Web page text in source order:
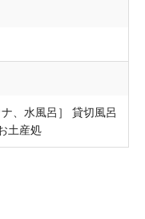
、水風呂］ 貸切風呂
土産処